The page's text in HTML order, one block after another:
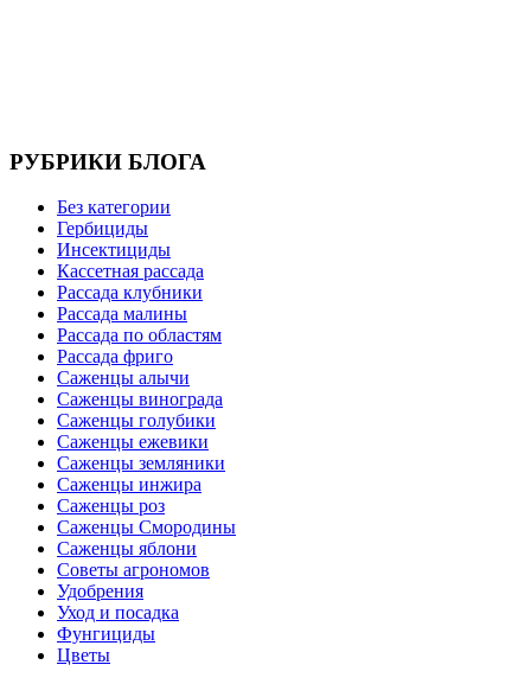
РУБРИКИ БЛОГА
Без категории
Гербициды
Инсектициды
Кассетная рассада
Рассада клубники
Рассада малины
Рассада по областям
Рассада фриго
Саженцы алычи
Саженцы винограда
Саженцы голубики
Саженцы ежевики
Саженцы земляники
Саженцы инжира
Саженцы роз
Саженцы Смородины
Саженцы яблони
Советы агрономов
Удобрения
Уход и посадка
Фунгициды
Цветы